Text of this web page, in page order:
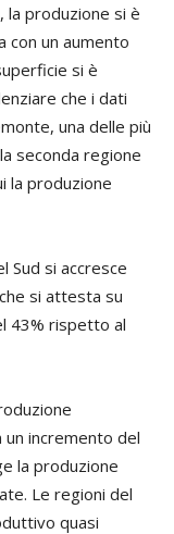
la produzione si è
con un aumento
si è
che i dati
una delle più
seconda regione
la produzione
Sud si accresce
si attesta su
43% rispetto al
un incremento del
la produzione
Le regioni del
quasi